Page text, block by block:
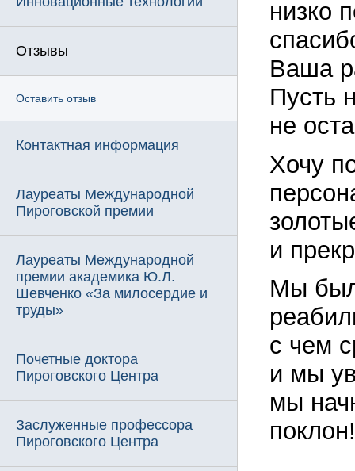
Отзывы
Оставить отзыв
Контактная информация
Лауреаты Международной
Пироговской премии
Лауреаты Международной
премии академика Ю.Л.
Шевченко «За милосердие и
труды»
Почетные доктора
Пироговского Центра
Заслуженные профессора
Пироговского Центра
низко
Ваша
Пусть
не
Хочу
и
Мы
с чем
и мы
мы
поклон!